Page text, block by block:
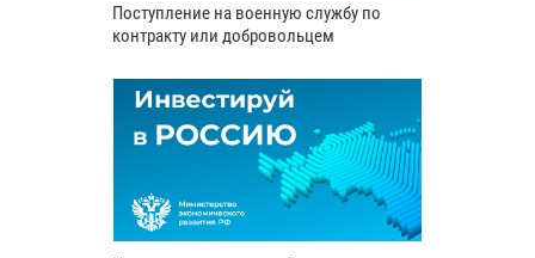
Поступление на военную службу по
контракту или добровольцем